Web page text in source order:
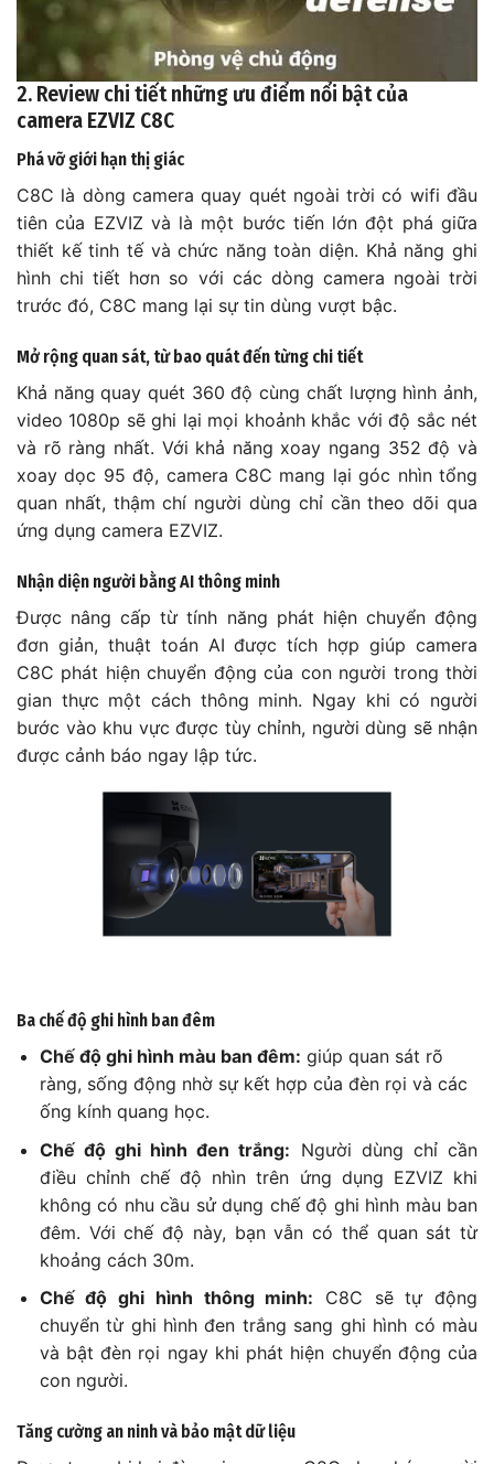
2. Review chi tiết những ưu điểm nổi bật của
camera EZVIZ C8C
Phá vỡ giới hạn thị giác
C8C là dòng camera quay quét ngoài trời có wifi đầu
tiên của EZVIZ và là một bước tiến lớn đột phá giữa
thiết kế tinh tế và chức năng toàn diện. Khả năng ghi
hình chi tiết hơn so với các dòng camera ngoài trời
trước đó, C8C mang lại sự tin dùng vượt bậc.
Mở rộng quan sát, từ bao quát đến từng chi tiết
Khả năng quay quét 360 độ cùng chất lượng hình ảnh,
video 1080p sẽ ghi lại mọi khoảnh khắc với độ sắc nét
và rõ ràng nhất. Với khả năng xoay ngang 352 độ và
xoay dọc 95 độ, camera C8C mang lại góc nhìn tổng
quan nhất, thậm chí người dùng chỉ cần theo dõi qua
ứng dụng camera EZVIZ.
Nhận diện người bằng AI thông minh
Được nâng cấp từ tính năng phát hiện chuyển động
đơn giản, thuật toán AI được tích hợp giúp camera
C8C phát hiện chuyển động của con người trong thời
gian thực một cách thông minh. Ngay khi có người
bước vào khu vực được tùy chỉnh, người dùng sẽ nhận
được cảnh báo ngay lập tức.
Ba chế độ ghi hình ban đêm
Chế độ ghi hình màu ban đêm: giúp quan sát rõ
ràng, sống động nhờ sự kết hợp của đèn rọi và các
ống kính quang học.
Chế độ ghi hình đen trắng: Người dùng chỉ cần
điều chỉnh chế độ nhìn trên ứng dụng EZVIZ khi
không có nhu cầu sử dụng chế độ ghi hình màu ban
đêm. Với chế độ này, bạn vẫn có thể quan sát từ
khoảng cách 30m.
Chế độ ghi hình thông minh: C8C sẽ tự động
chuyển từ ghi hình đen trắng sang ghi hình có màu
và bật đèn rọi ngay khi phát hiện chuyển động của
con người.
Tăng cường an ninh và bảo mật dữ liệu